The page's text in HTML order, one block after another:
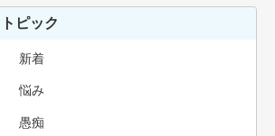
トピック
新着
悩み
愚痴